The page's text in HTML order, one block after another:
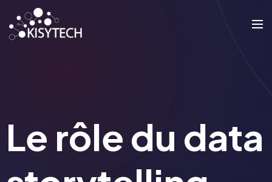
Le rôle du data